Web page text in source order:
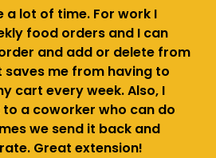
a lot of time. For work I
food orders and I can
and add or delete from
saves me from having to
cart every week. Also, I
a coworker who can do
we send it back and
Great extension!